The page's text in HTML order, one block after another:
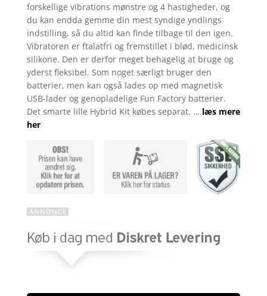
forskellige vibrations mønstre og 4 hastigheder, og
du kan endda gemme din mest syndige yndlings
indstilling, så du altid kan finde tilbage til den igen.
Vibratoren er ftalatfri og fremstillet i blød, medicinsk
silikone. Den er derfor meget behagelig at bruge og
yderst fleksibel. Som noget særligt bruger den
batterier, men kan også lades op med magnetisk
USB-lader og genopladelige Fun Factory batterier.
Det smarte lille Hybrid Kit købes separat. … læs mere
her